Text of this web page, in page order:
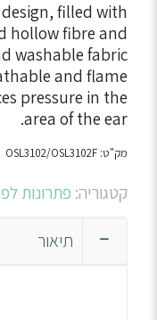
filled with
hollow fibre and
washable fabric
and flame
pressure in the
area of the ear.
מק"ט: OSL3102/OSL3102F
קטגוריה: פתרונות
תיאור